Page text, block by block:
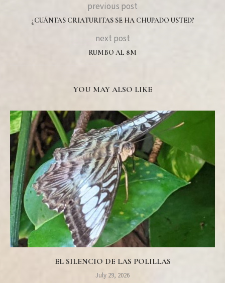
previous post
¿CUÁNTAS CRIATURITAS SE HA CHUPADO USTED?
next post
RUMBO AL 8M
YOU MAY ALSO LIKE
EL SILENCIO DE LAS POLILLAS
July 29, 2026